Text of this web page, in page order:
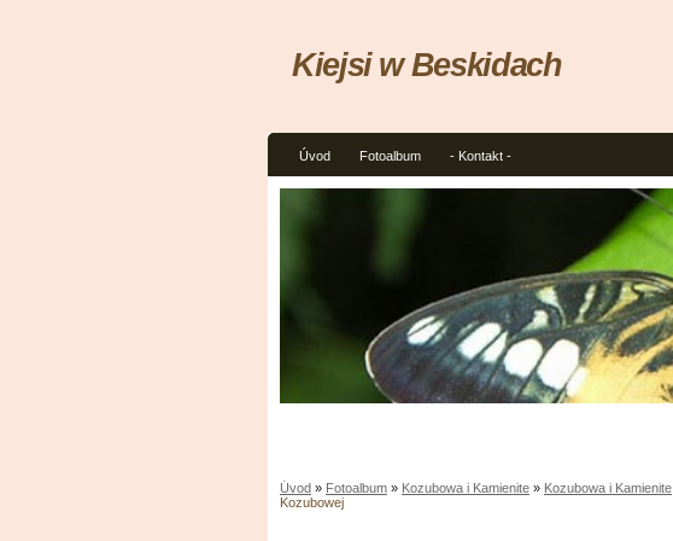
Úvod Fotoalbum - Kontakt -
Kiejsi w Beskidach
Úvod » Fotoalbum » Kozubowa i Kamienite » Kozubowa i Kamienite
Kozubowej